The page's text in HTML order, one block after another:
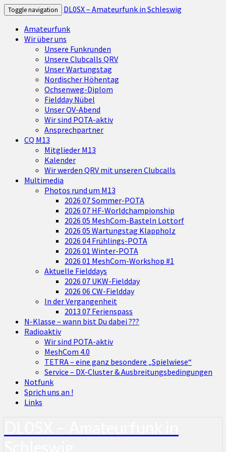
Toggle navigation
DL0SX – Amateurfunk in Schleswig
Amateurfunk
Wir über uns
Unsere Funkrunden
Unsere Clubcalls QRV
Unser Wartungstag
Nordischer Höhentag
Ochsenweg-Diplom
Fieldday Nübel
Unser OV-Abend
Wir sind POTA-aktiv
Ansprechpartner
CQ M13
Mitglieder M13
Kalender
Wir werden QRV mit unseren Clubcalls
Multimedia
Photos rund um M13
2026 07 Sommer-POTA
2026 07 HF-Worldchampionship
2026 05 MeshCom-Basteln Lottorf
2026 05 Wartungstag Klappholz
2026 04 Frühlings-POTA
2026 01 Winter-POTA
2026 01 MeshCom-Workshop #1
Aktuelle Fielddays
2026 07 UKW-Fieldday
2026 06 CW-Fieldday
In der Vergangenheit
2013 07 Ferienspass
N-Klasse – wann bist Du dabei ???
Radioaktiv
Wir sind POTA-aktiv
MeshCom 4.0
TETRA – eine ganz besondere „Spielwiese“
Service – DX-Cluster & Ausbreitungsbedingungen
Notfunk
Sprich uns an !
Links